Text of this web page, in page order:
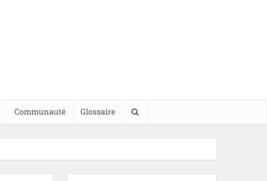
Communauté Glossaire